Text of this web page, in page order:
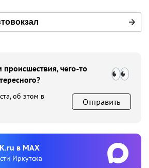
происшествия, чего-то
об этом в
Отправить
в MAX
Иркутска